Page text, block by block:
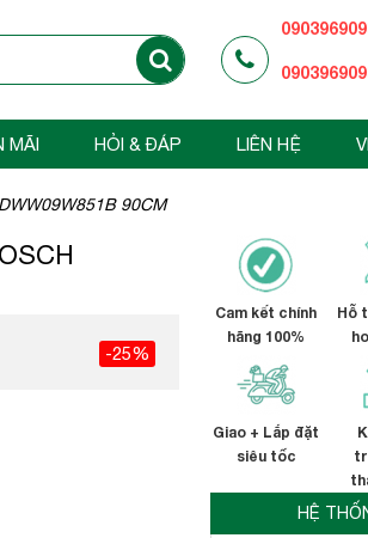
MÃI HỎI & ĐÁP LIÊN HỆ
90CM
-25%
Cam kết chính
hãng 100%
Hỗ
Giao + Lắp đặt
siêu tốc
HỆ